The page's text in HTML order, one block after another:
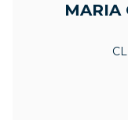
MARIA